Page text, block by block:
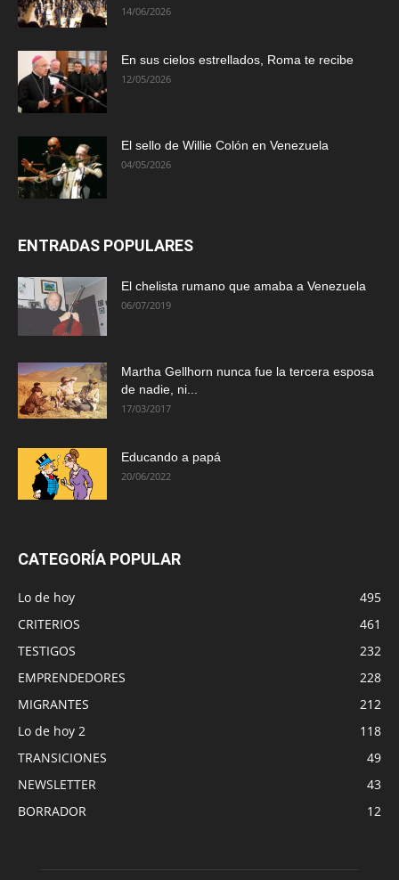
14/06/2026
En sus cielos estrellados, Roma te recibe
12/05/2026
El sello de Willie Colón en Venezuela
04/05/2026
ENTRADAS POPULARES
El chelista rumano que amaba a Venezuela
06/07/2019
Martha Gellhorn nunca fue la tercera esposa
de nadie, ni...
17/03/2017
Educando a papá
20/06/2022
CATEGORÍA POPULAR
Lo de hoy
495
CRITERIOS
461
TESTIGOS
232
EMPRENDEDORES
228
MIGRANTES
212
Lo de hoy 2
118
TRANSICIONES
49
NEWSLETTER
43
BORRADOR
12